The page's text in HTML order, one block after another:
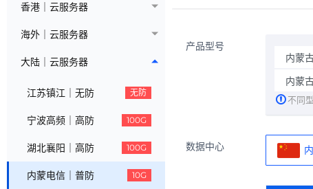
香港｜云服务器
海外｜云服务器
大陆｜云服务器
江苏镇江｜无防 无防
宁波高频｜高防 100G
湖北襄阳｜高防 100G
内蒙电信｜普防 10G
产品型号
内蒙
内蒙
不同
数据中心